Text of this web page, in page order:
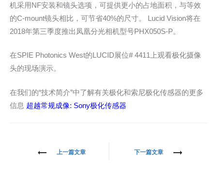
机采用NF安装和镜头选项，可提供更小的占地面积，与等效
的C-mount镜头相比，可节省40%的尺寸。 Lucid Vision将在
2018年第三季度推出凤凰分光相机型号PHX050S-P。
在SPIE Photonics West的LUCID展位# 4411上观看极化摄像
头的现场演示。
在我们的“技术简介”中了解有关极化和索尼极化传感器的更多
信息 超越常规成像: Sony极化传感器
上一篇文章 下一篇文章